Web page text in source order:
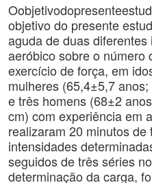
objetivo do presente
aguda de duas
aeróbico sobre o número
exercício de força, em
mulheres (65,4±5,7
e três homens (68±2
cm) com experiência em
realizaram 20 minutos
intensidades
seguidos de três séries
determinação da carga,